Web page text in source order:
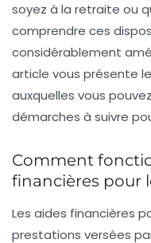
soyez à la retraite ou
comprendre ces
considérablement
article vous présente
auxquelles vous
démarches à suivre
Comment
financières pour
Les aides financières
prestations versées